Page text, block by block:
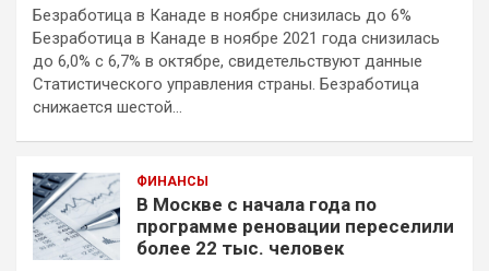
Безработица в Канаде в ноябре снизилась до 6%
Безработица в Канаде в ноябре 2021 года снизилась
до 6,0% с 6,7% в октябре, свидетельствуют данные
Статистического управления страны. Безработица
снижается шестой…
ФИНАНСЫ
В Москве с начала года по
программе реновации переселили
более 22 тыс. человек